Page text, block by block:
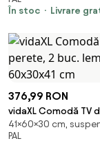
În stoc
Livrare
376,99 RON
vidaXL Comodă TV
buc. lemn vechi,
41×60×30 cm,
PAL